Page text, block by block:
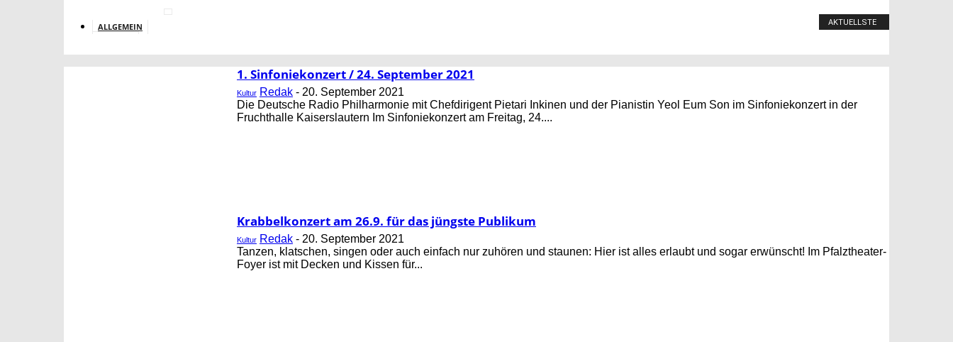
ALLGEMEIN
CORNING
FB GESUNDHEIT
AKTUELLSTE
1. Sinfoniekonzert / 24. September 2021
Kultur Redak - 20. September 2021
Die Deutsche Radio Philharmonie mit Chefdirigent Pietari Inkinen und der Pianistin Yeol Eum Son im Sinfoniekonzert in der
Fruchthalle Kaiserslautern Im Sinfoniekonzert am Freitag, 24....
Krabbelkonzert am 26.9. für das jüngste Publikum
Kultur Redak - 20. September 2021
Tanzen, klatschen, singen oder auch einfach nur zuhören und staunen: Hier ist alles erlaubt und sogar erwünscht! Im Pfalztheater-
Foyer ist mit Decken und Kissen für...